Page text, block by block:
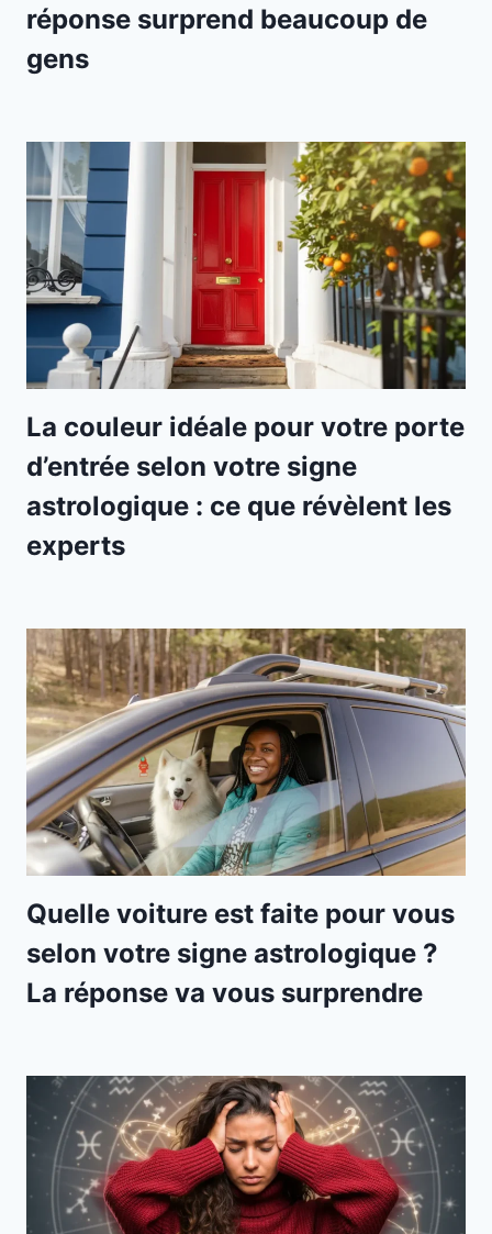
réponse surprend beaucoup de
gens
La couleur idéale pour votre porte
d’entrée selon votre signe
astrologique : ce que révèlent les
experts
Quelle voiture est faite pour vous
selon votre signe astrologique ?
La réponse va vous surprendre